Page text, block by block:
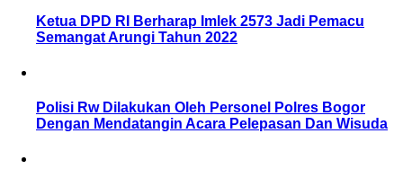
Ketua DPD RI Berharap Imlek 2573 Jadi Pemacu
Semangat Arungi Tahun 2022
Polisi Rw Dilakukan Oleh Personel Polres Bogor
Dengan Mendatangin Acara Pelepasan Dan Wisuda